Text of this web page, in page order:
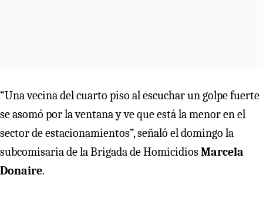
“Una vecina del cuarto piso al escuchar un golpe fuerte
se asomó por la ventana y ve que está la menor en el
sector de estacionamientos”, señaló el domingo la
subcomisaria de la Brigada de HomicidiosMarcela
Donaire.